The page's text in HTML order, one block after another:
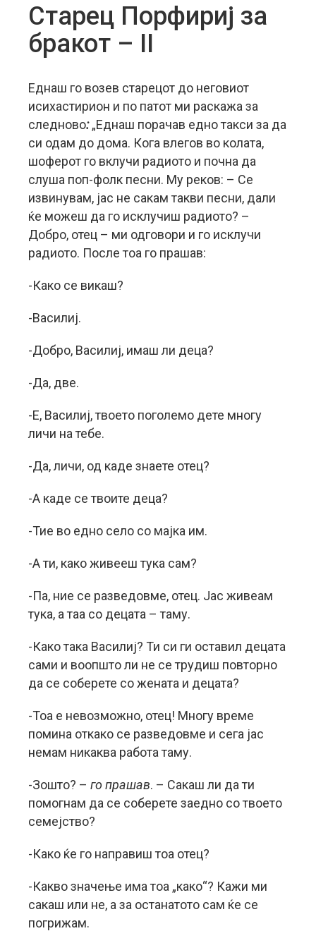
Старец Порфириј за
бракот – II
Еднаш го возев старецот до неговиот
исихастирион и по патот ми раскажа за
следново:„Еднаш порачав едно такси за да
си одам до дома. Кога влегов во колата,
шоферот го вклучи радиото и почна да
слуша поп-фолк песни. Му реков: – Се
извинувам, јас не сакам такви песни, дали
ќе можеш да го исклучиш радиото? –
Добро, отец – ми одговори и го исклучи
радиото. После тоа го прашав:
-Како се викаш?
-Василиј.
-Добро, Василиј, имаш ли деца?
-Да, две.
-Е, Василиј, твоето поголемо дете многу
личи на тебе.
-Да, личи, од каде знаете отец?
-А каде се твоите деца?
-Тие во едно село со мајка им.
-А ти, како живееш тука сам?
-Па, ние се разведовме, отец. Јас живеам
тука, а таа со децата – таму.
-Како така Василиј? Ти си ги оставил децата
сами и воопшто ли не се трудиш повторно
да се соберете со жената и децата?
-Тоа е невозможно, отец! Многу време
помина откако се разведовме и сега јас
немам никаква работа таму.
-Зошто? – го прашав. – Сакаш ли да ти
помогнам да се соберете заедно со твоето
семејство?
-Како ќе го направиш тоа отец?
-Какво значење има тоа „како“? Кажи ми
сакаш или не, а за останатото сам ќе се
погрижам.